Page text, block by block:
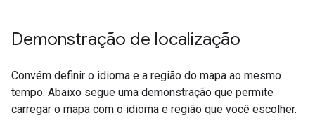
Demonstração de localização
Convém definir o idioma e a região do mapa ao mesmo
tempo. Abaixo segue uma demonstração que permite
carregar o mapa com o idioma e região que você escolher.